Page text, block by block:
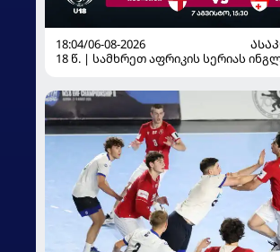
18:04/06-08-2026
18 წ. | სამხრეთ აფრიკის სერიას